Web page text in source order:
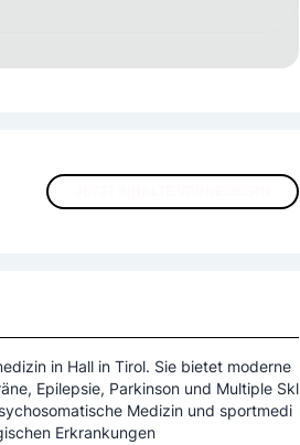
in Hall in Tirol. Sie bietet moderne
Epilepsie, Parkinson und Multiple Skl
Medizin und sportmedi
Erkrankungen